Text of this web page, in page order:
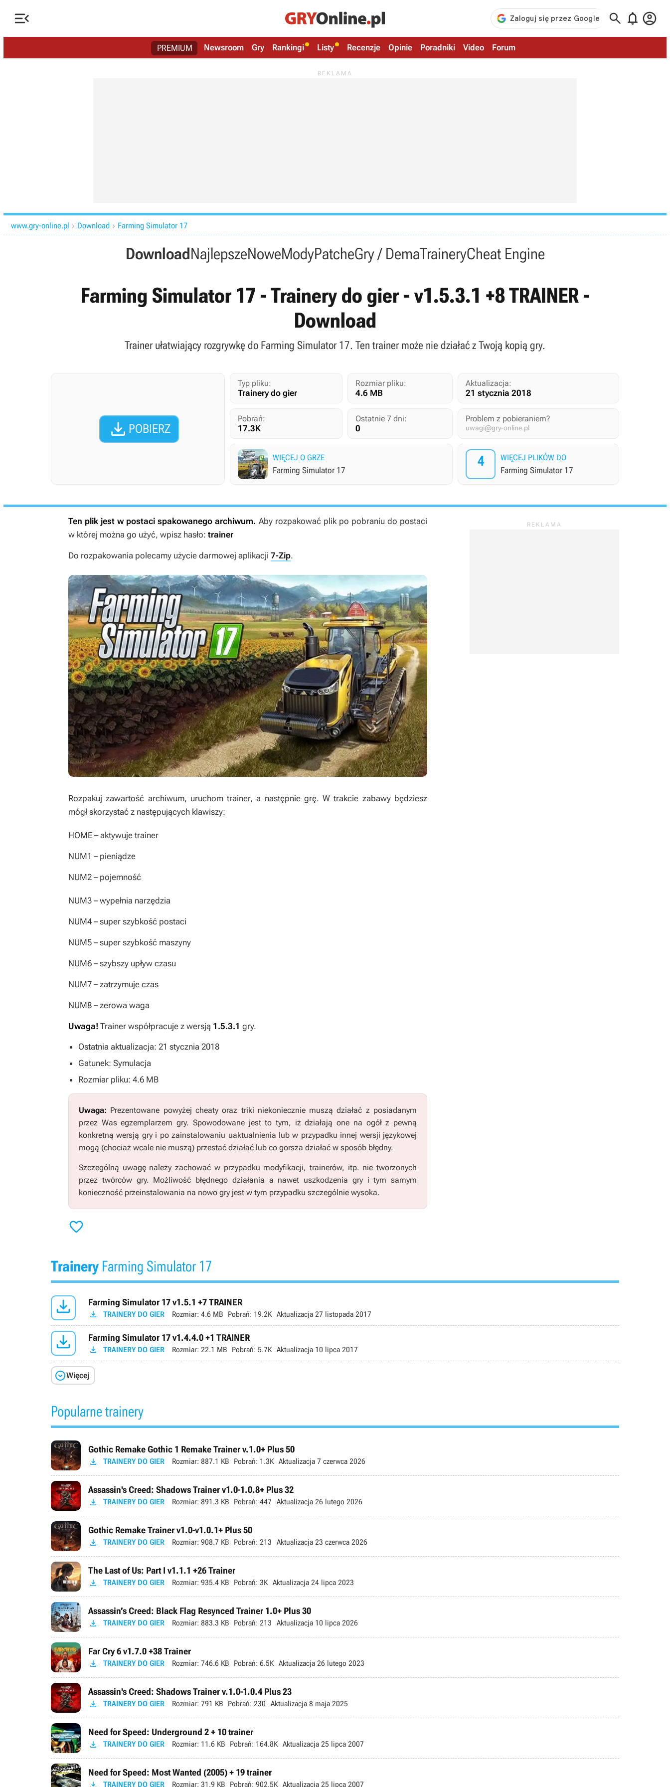
   
PREMIUM Newsroom Gry Rankingi Listy Recenzje Opinie Poradniki Video Forum
www.gry-online.pl  Download  Farming Simulator 17
DownloadNajlepszeNoweModyPatcheGry / DemaTraineryCheat Engine
Farming Simulator 17 - Trainery do gier - v1.5.3.1 +8 TRAINER -
Download
Trainer ułatwiający rozgrywkę do Farming Simulator 17. Ten trainer może nie działać z Twoją kopią gry.
 POBIERZ
Typ pliku:
Trainery do gier
Rozmiar pliku:
4.6 MB
Aktualizacja:
21 stycznia 2018
Pobrań:
17.3K
Ostatnie 7 dni:
0
Problem z pobieraniem?
uwagi@gry-online.pl
WIĘCEJ O GRZE
Farming Simulator 17
4 WIĘCEJ PLIKÓW DO
Farming Simulator 17
Ten plik jest w postaci spakowanego archiwum. Aby rozpakować plik po pobraniu do postaci
w której można go użyć, wpisz hasło: trainer
Do rozpakowania polecamy użycie darmowej aplikacji 7-Zip.
Rozpakuj zawartość archiwum, uruchom trainer, a następnie grę. W trakcie zabawy będziesz
mógł skorzystać z następujących klawiszy:
HOME – aktywuje trainer
NUM1 – pieniądze
NUM2 – pojemność
NUM3 – wypełnia narzędzia
NUM4 – super szybkość postaci
NUM5 – super szybkość maszyny
NUM6 – szybszy upływ czasu
NUM7 – zatrzymuje czas
NUM8 – zerowa waga
Uwaga! Trainer współpracuje z wersją 1.5.3.1 gry.
Ostatnia aktualizacja: 21 stycznia 2018
Gatunek: Symulacja
Rozmiar pliku: 4.6 MB
Uwaga: Prezentowane powyżej cheaty oraz triki niekoniecznie muszą działać z posiadanym
przez Was egzemplarzem gry. Spowodowane jest to tym, iż działają one na ogół z pewną
konkretną wersją gry i po zainstalowaniu uaktualnienia lub w przypadku innej wersji językowej
mogą (chociaż wcale nie muszą) przestać działać lub co gorsza działać w sposób błędny.
Szczególną uwagę należy zachować w przypadku modyfikacji, trainerów, itp. nie tworzonych
przez twórców gry. Możliwość błędnego działania a nawet uszkodzenia gry i tym samym
konieczność przeinstalowania na nowo gry jest w tym przypadku szczególnie wysoka.

Trainery Farming Simulator 17
 Farming Simulator 17 v1.5.1 +7 TRAINER
 TRAINERY DO GIER Rozmiar: 4.6 MB Pobrań: 19.2K Aktualizacja 27 listopada 2017
 Farming Simulator 17 v1.4.4.0 +1 TRAINER
 TRAINERY DO GIER Rozmiar: 22.1 MB Pobrań: 5.7K Aktualizacja 10 lipca 2017
Więcej
Popularne trainery
Gothic Remake Gothic 1 Remake Trainer v.1.0+ Plus 50
 TRAINERY DO GIER Rozmiar: 887.1 KB Pobrań: 1.3K Aktualizacja 7 czerwca 2026
Assassin's Creed: Shadows Trainer v1.0-1.0.8+ Plus 32
 TRAINERY DO GIER Rozmiar: 891.3 KB Pobrań: 447 Aktualizacja 26 lutego 2026
Gothic Remake Trainer v1.0-v1.0.1+ Plus 50
 TRAINERY DO GIER Rozmiar: 908.7 KB Pobrań: 213 Aktualizacja 23 czerwca 2026
The Last of Us: Part I v1.1.1 +26 Trainer
 TRAINERY DO GIER Rozmiar: 935.4 KB Pobrań: 3K Aktualizacja 24 lipca 2023
Assassin’s Creed: Black Flag Resynced Trainer 1.0+ Plus 30
 TRAINERY DO GIER Rozmiar: 883.3 KB Pobrań: 213 Aktualizacja 10 lipca 2026
Far Cry 6 v1.7.0 +38 Trainer
 TRAINERY DO GIER Rozmiar: 746.6 KB Pobrań: 6.5K Aktualizacja 26 lutego 2023
Assassin's Creed: Shadows Trainer v.1.0-1.0.4 Plus 23
 TRAINERY DO GIER Rozmiar: 791 KB Pobrań: 230 Aktualizacja 8 maja 2025
Need for Speed: Underground 2 + 10 trainer
 TRAINERY DO GIER Rozmiar: 11.6 KB Pobrań: 164.8K Aktualizacja 25 lipca 2007
Need for Speed: Most Wanted (2005) + 19 trainer
TRAINERY DO GIER Rozmiar: 31.9 KB Pobrań: 902.5K Aktualizacja 25 lipca 2007